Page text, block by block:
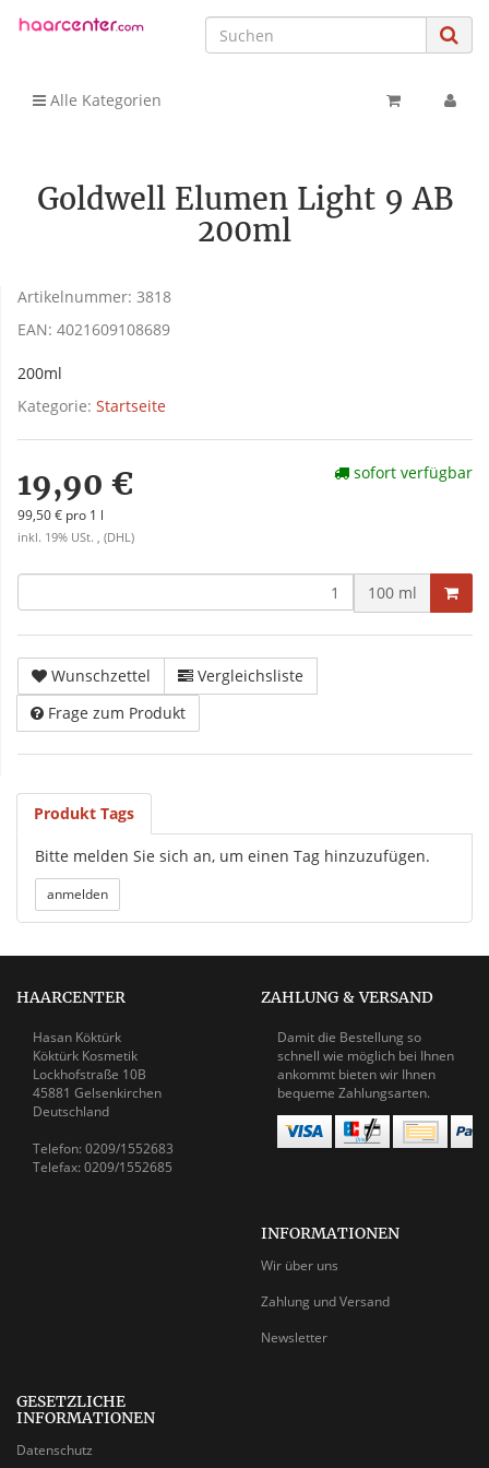
Alle Kategorien
Goldwell Elumen Light 9 AB
200ml
Artikelnummer: 3818
EAN: 4021609108689
200ml
Kategorie: Startseite
19,90 €
99,50 € pro 1 l
inkl. 19% USt. , (DHL)
sofort verfügbar
100 ml
Wunschzettel
Vergleichsliste
Frage zum Produkt
Produkt Tags
Bitte melden Sie sich an, um einen Tag hinzuzufügen.
HAARCENTER
Hasan Köktürk
Köktürk Kosmetik
Lockhofstraße 10B
45881 Gelsenkirchen
Deutschland
Telefon: 0209/1552683
Telefax: 0209/1552685
ZAHLUNG & VERSAND
Damit die Bestellung so
schnell wie möglich bei Ihnen
ankommt bieten wir Ihnen
bequeme Zahlungsarten.
INFORMATIONEN
Wir über uns
Zahlung und Versand
Newsletter
GESETZLICHE
INFORMATIONEN
Datenschutz